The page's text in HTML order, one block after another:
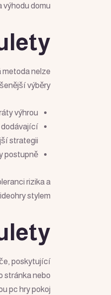
domu.
metoda nelze
výběry.
výhrou.
dodávající
strategii.
postupně.
rizika a
stylem.
poskytující
stránka nebo
pc hry pokoj.